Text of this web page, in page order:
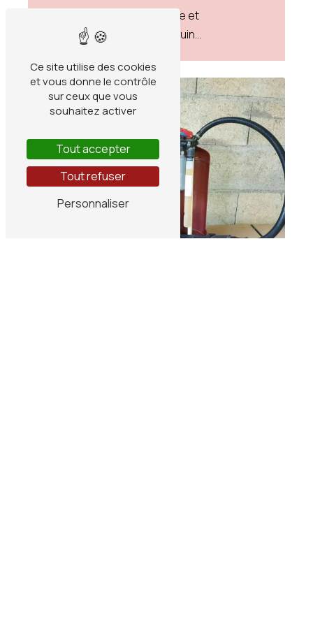
Combiné au flamme de soie et
accompagné d'un mannequin...
Ce site utilise des cookies
et vous donne le contrôle
sur ceux que vous
souhaitez activer
Tout accepter
Tout refuser
Personnaliser